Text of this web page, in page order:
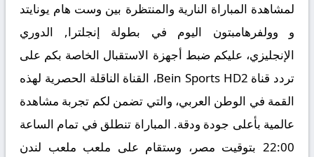
لمشاهدة المباراة النارية والمنتظرة بين وست هام يونايتد
و وولفرهامبتون اليوم في بطولة إنجلترا, الدوري
الإنجليزي، عليكم ضبط أجهزة الاستقبال الخاصة بكم على
تردد قناة Bein Sports HD2، القناة الناقلة الحصرية لهذه
القمة في الوطن العربي، والتي تضمن لكم تجربة مشاهدة
عالمية بأعلى جودة ودقة. المباراة تنطلق في تمام الساعة
22:00بتوقيت مصر، وستقام على ملعب ملعب لندن